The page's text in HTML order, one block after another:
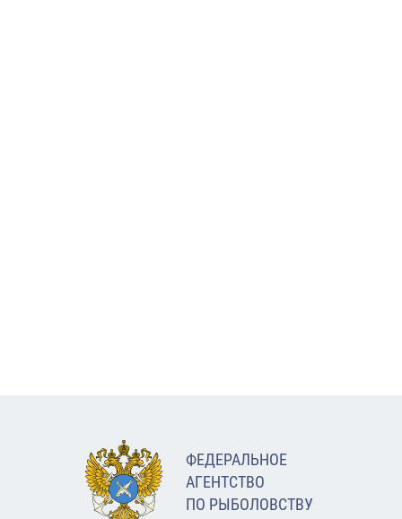
ФЕДЕРАЛЬНОЕ
АГЕНТСТВО
ПО РЫБОЛОВСТВУ